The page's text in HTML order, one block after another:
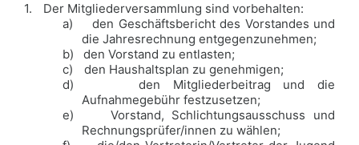
1.
Der Mitgliederversammlung sind vorbehalten:
a)
den Geschäftsbericht des Vorstandes und
die Jahresrechnung entgegenzunehmen;
b)
den Vorstand zu entlasten;
c)
den Haushaltsplan zu genehmigen;
d)
den Mitgliederbeitrag und die
Aufnahmegebühr festzusetzen;
e)
Vorstand, Schlichtungsausschuss und
Rechnungsprüfer/innen zu wählen;